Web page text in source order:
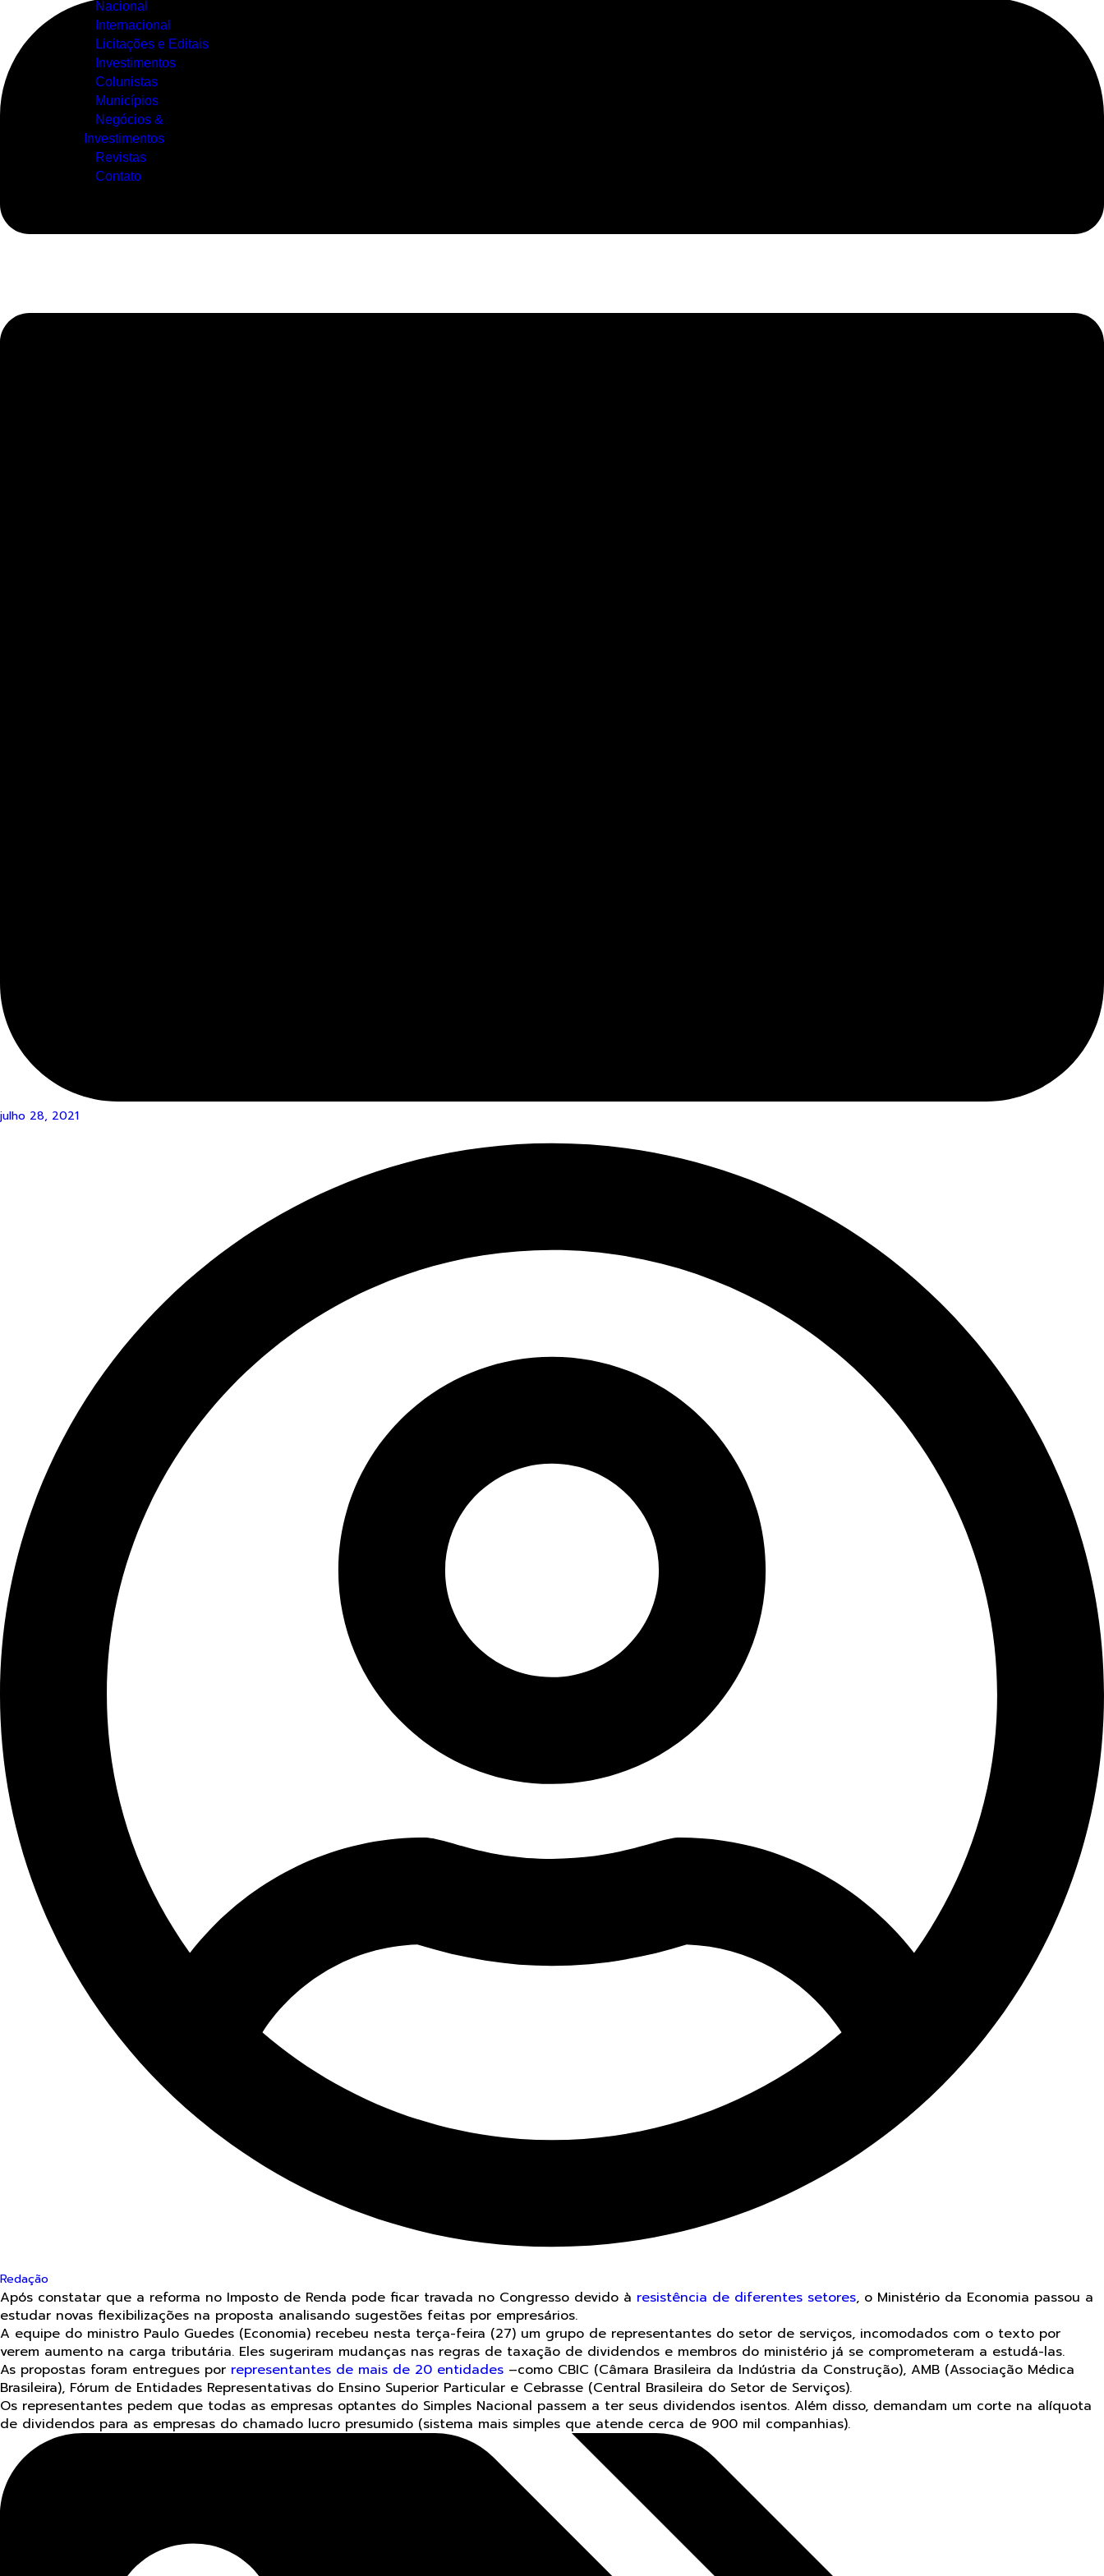
Nacional
Internacional
Licitações e Editais
Investimentos
Colunistas
Municípios
Negócios &
Investimentos
Revistas
Contato
julho 28, 2021
Redação
Após constatar que a reforma no Imposto de Renda pode ficar travada no Congresso devido à resistência de diferentes setores, o Ministério da Economia passou a
estudar novas flexibilizações na proposta analisando sugestões feitas por empresários.
A equipe do ministro Paulo Guedes (Economia) recebeu nesta terça-feira (27) um grupo de representantes do setor de serviços, incomodados com o texto por
verem aumento na carga tributária. Eles sugeriram mudanças nas regras de taxação de dividendos e membros do ministério já se comprometeram a estudá-las.
As propostas foram entregues por representantes de mais de 20 entidades –como CBIC (Câmara Brasileira da Indústria da Construção), AMB (Associação Médica
Brasileira), Fórum de Entidades Representativas do Ensino Superior Particular e Cebrasse (Central Brasileira do Setor de Serviços).
Os representantes pedem que todas as empresas optantes do Simples Nacional passem a ter seus dividendos isentos. Além disso, demandam um corte na alíquota
de dividendos para as empresas do chamado lucro presumido (sistema mais simples que atende cerca de 900 mil companhias).